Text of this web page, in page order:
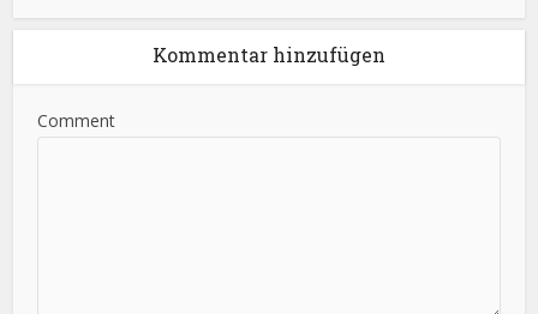
Kommentar hinzufügen
Comment